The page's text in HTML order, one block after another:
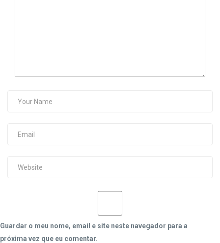
Guardar o meu nome, email e site neste navegador para a
próxima vez que eu comentar.